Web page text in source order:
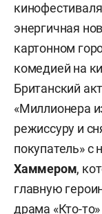
энергичная
картонном
комедией на
Британский
«Миллионера
режиссуру и
покупатель»
Хаммером,
главную
драма «Кто-